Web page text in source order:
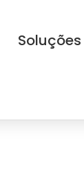
Soluções